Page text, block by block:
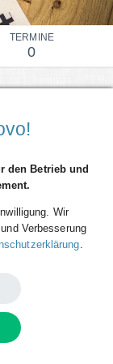
TERMINE
0
den Betrieb und
Wir
Verbesserung